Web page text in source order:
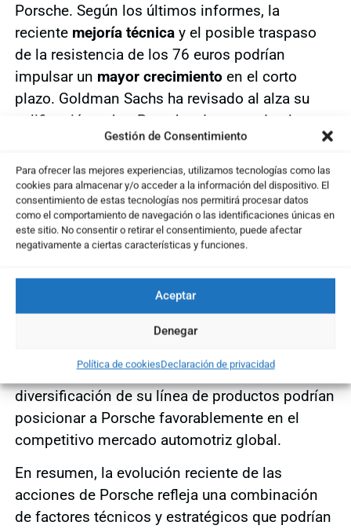
Gestión de Consentimiento
Para ofrecer las mejores experiencias, utilizamos tecnologías como las
cookies para almacenar y/o acceder a la información del dispositivo. El
consentimiento de estas tecnologías nos permitirá procesar datos
como el comportamiento de navegación o las identificaciones únicas en
este sitio. No consentir o retirar el consentimiento, puede afectar
negativamente a ciertas características y funciones.
Aceptar
Denegar
Política de cookiesDeclaración de privacidad
Porsche. Según los últimos informes, la
reciente mejoría técnicay el posible traspaso
de la resistencia de los 76 euros podrían
impulsar un mayor crecimiento en el corto
plazo. Goldman Sachs ha revisado al alza su
calificación sobre Porsche, destacando el
potencial de la compañía para aumentar sus
márgenes de beneficio gracias a la expansión
en el segmento de vehículos eléctricos.
Además, JP Morgan ha señalado que la
estrategia de Porsche de fortalecer su presencia
en la innovación tecnológica, podría resultar en
un crecimiento sostenido a mediano y largo
plazo. Morgan Stanley también ha emitido una
inversiones en nuevas tecnologías y la
diversificación de su línea de productos podrían
posicionar a Porsche favorablemente en el
competitivo mercado automotriz global.
En resumen, la evolución reciente de las
acciones de Porsche refleja una combinación
de factores técnicos y estratégicos que podrían